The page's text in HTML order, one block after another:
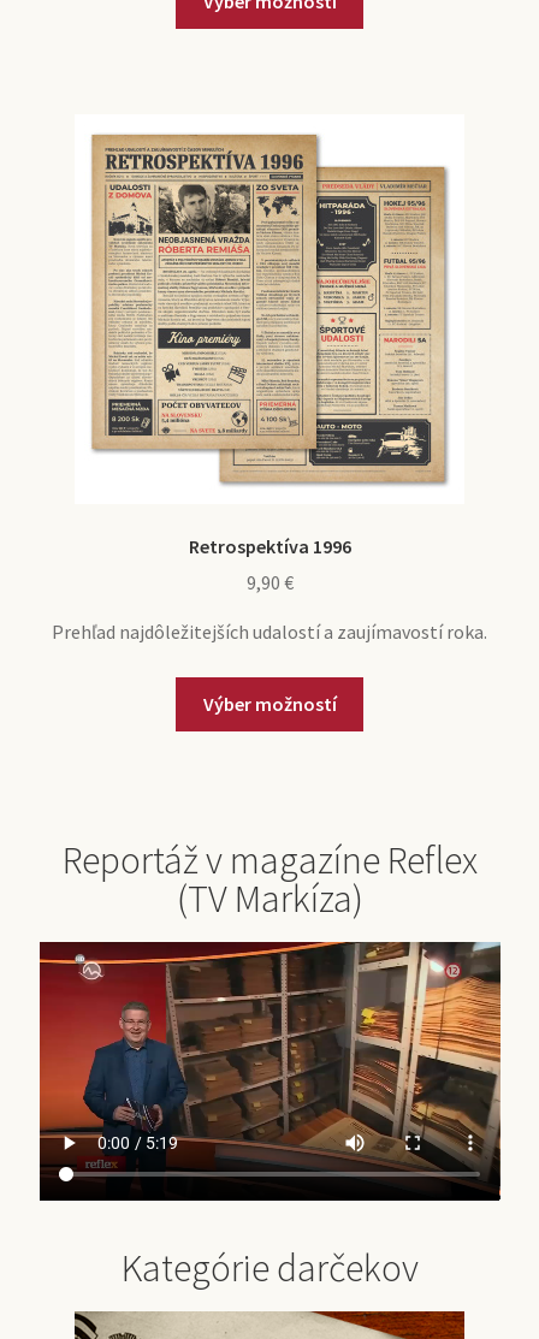
Retrospektíva 1996
9,90 €
Prehľad najdôležitejších udalostí a zaujímavostí roka.
Výber možností
Reportáž v magazíne Reflex
(TV Markíza)
Kategórie darčekov